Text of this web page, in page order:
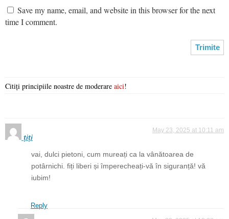
Save my name, email, and website in this browser for the next
time I comment.
Citiți principiile noastre de moderare aici!
țiți
May 23, 2025 at 10:11 am
vai, dulci pietoni, cum mureați ca la vânătoarea de
potârnichi. fiți liberi și împerecheați-vă în siguranță! vă
iubim!
Reply